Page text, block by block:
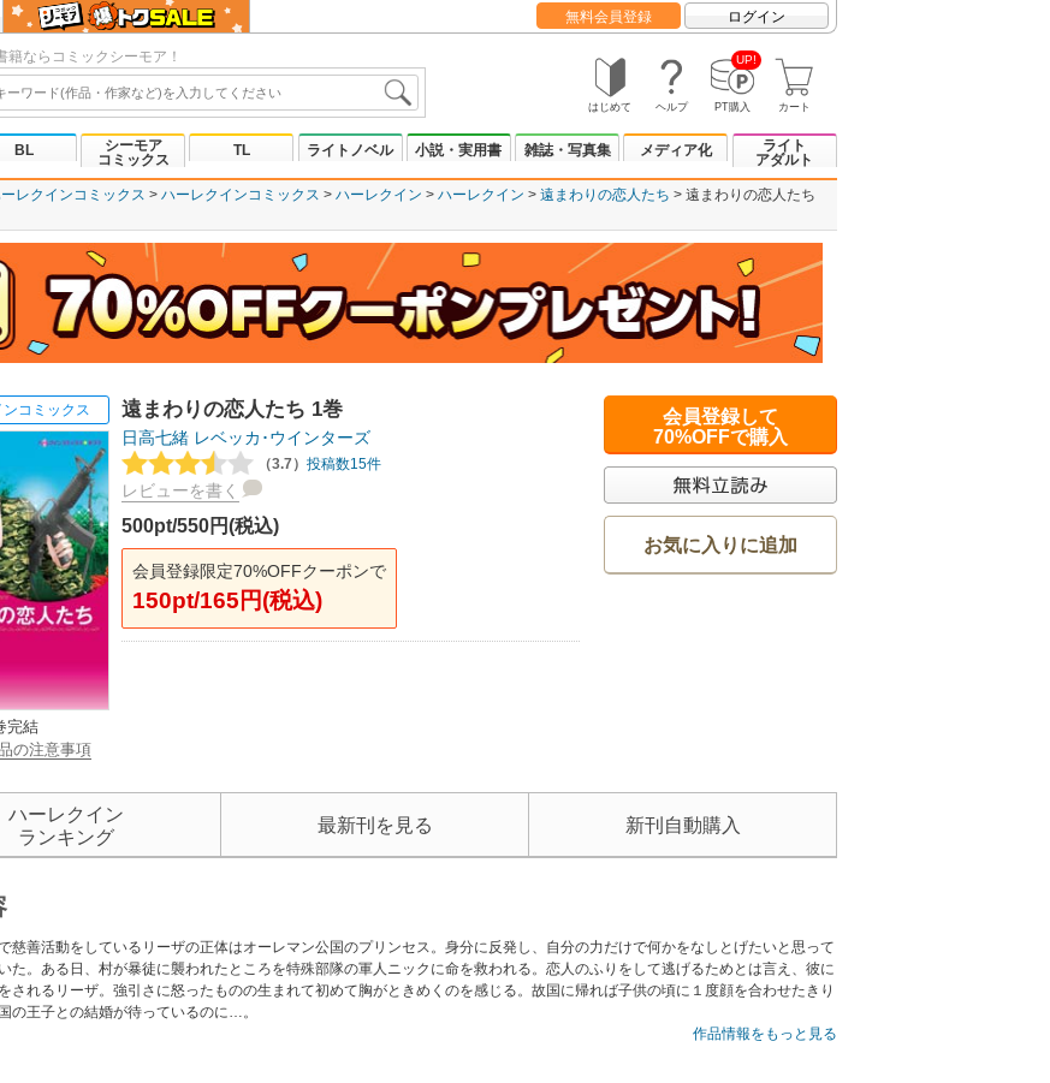
無料会員登録 ログイン
ならコミックシーモア！
はじめて ヘルプ
UP!
PT購入 カート
BL
シーモア
コミックス
TL ライトノベル 小説・実用書 雑誌・写真集 メディア化
ライト
アダルト
レクインコミックス ハーレクインコミックス ハーレクイン ハーレクイン 遠まわりの恋人たち
遠まわりの恋人たち
コミックス
完結
の注意事項
遠まわりの恋人たち 1巻
日高七緒 レベッカ･ウインターズ
（3.7） 投稿数15件
レビューを書く
500pt/550円(税込)
会員登録限定70%OFFクーポンで
150pt/165円(税込)
会員登録して
70%OFFで購入
お気に入りに追加
ハーレクイン
ランキング
最新刊を見る 新刊自動購入
慈善活動をしているリーザの正体はオーレマン公国のプリンセス。身分に反発し、自分の力だけで何かをなしとげたいと思って
た。ある日、村が暴徒に襲われたところを特殊部隊の軍人ニックに命を救われる。恋人のふりをして逃げるためとは言え、彼に
されるリーザ。強引さに怒ったものの生まれて初めて胸がときめくのを感じる。故国に帰れば子供の頃に１度顔を合わせたきり
の王子との結婚が待っているのに…。
作品情報をもっと見る